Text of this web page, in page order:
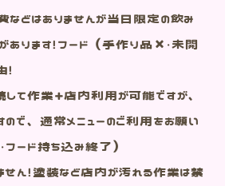
どはありませんが当日限定の飲み
あります！フード（手作り品✖・未開
て作業+店内利用が可能ですが、
で、通常メニューのご利用をお願い
フード持ち込み終了）
ん！塗装など店内が汚れる作業は禁